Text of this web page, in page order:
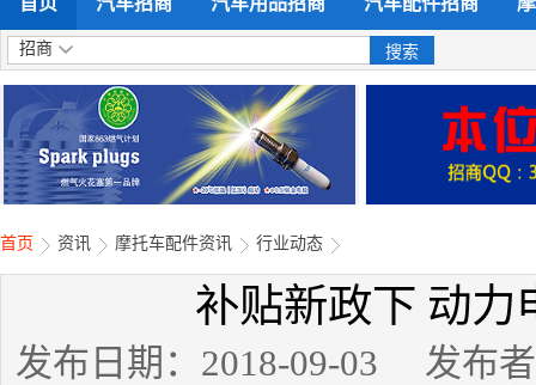
招商
首页 资讯 摩托车配件资讯 行业动态
补贴新政下 动力
发布日期：2018-09-03 发